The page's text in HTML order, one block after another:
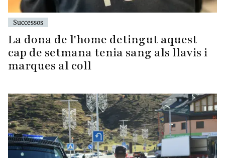
Successos
La dona de l'home detingut aquest
cap de setmana tenia sang als llavis i
marques al coll